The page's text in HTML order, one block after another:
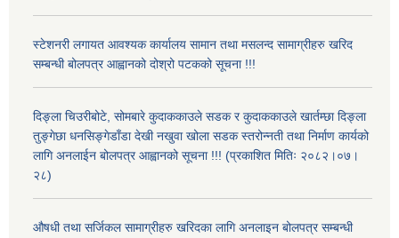
स्टेशनरी लगायत आवश्यक कार्यालय सामान तथा मसलन्द सामाग्रीहरु खरिद
सम्बन्धी बोलपत्र आह्वानको दोश्रो पटकको सूचना !!!
दिङ्ला चिउरीबोटे, सोमबारे कुदाककाउले सडक र कुदाककाउले खार्तम्छा दिङ्ला
तुङ्गेछा धनसिङ्गेडाँडा देखी नखुवा खोला सडक स्तरोन्नती तथा निर्माण कार्यको
लागि अनलाईन बोलपत्र आह्वानको सूचना !!! (प्रकाशित मितिः २०८२।०७।
२८)
औषधी तथा सर्जिकल सामाग्रीहरु खरिदका लागि अनलाइन बोलपत्र सम्बन्धी